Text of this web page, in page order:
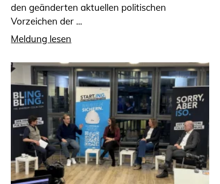
Ingenieurakademie West
den geänderten aktuellen politischen
Vorzeichen der ...
Meldung lesen